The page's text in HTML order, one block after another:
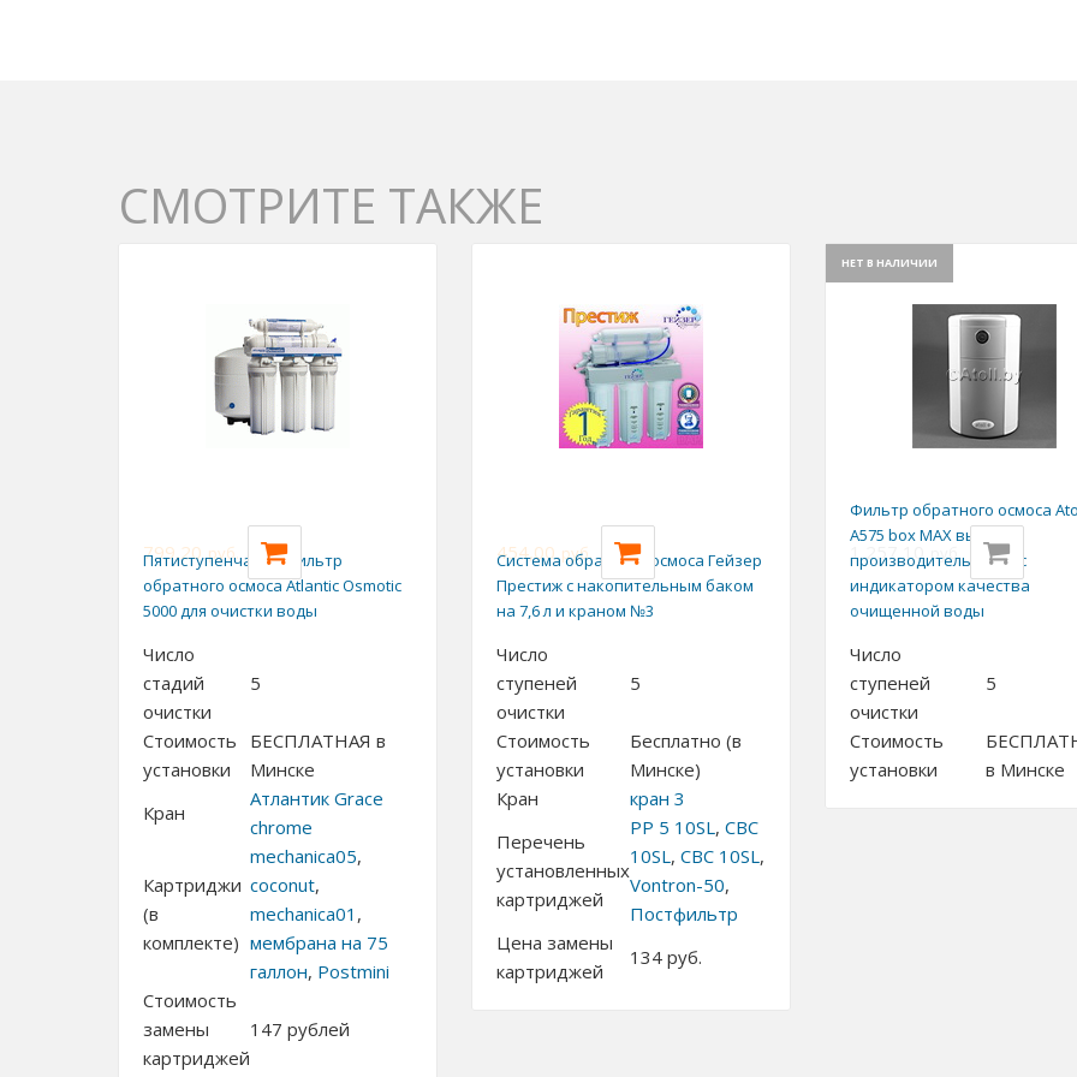
СМОТРИТЕ ТАКЖЕ
799,20 руб.
Пятиступенчатый фильтр
обратного осмоса Atlantic Osmotic
5000 для очистки воды
Число
стадий
очистки
5
Стоимость
установки
БЕСПЛАТНАЯ в
Минске
Кран
Атлантик Grace
chrome
Картриджи
(в
комплекте)
mechanica05,
coconut,
mechanica01 ,
мембрана на 75
галлон, Postmini
Стоимость
замены
картриджей
147 рублей
454,00 руб.
Система обратного осмоса Гейзер
Престиж с накопительным баком
на 7,6 л и краном №3
Число
ступеней
очистки
5
Стоимость
установки
Бесплатно (в
Минске)
Кран
кран 3
Перечень
установленных
картриджей
PP 5 10SL, СВС
10SL, СВС 10SL,
Vontron-50,
Постфильтр
Цена замены
картриджей
134 руб.
НЕТ В НАЛИЧИИ
1 257,10 руб.
Фильтр обратного осмоса
А575 box MAX высокой
производительности c
индикатором качества
очищенной воды
Число
ступеней
очистки
5
Стоимость
установки
в Минске